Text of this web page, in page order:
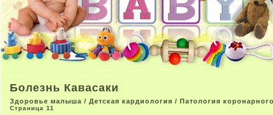
Болезнь Кавасаки
Здоровье малыша / Детская кардиология / Патология
Страница 11